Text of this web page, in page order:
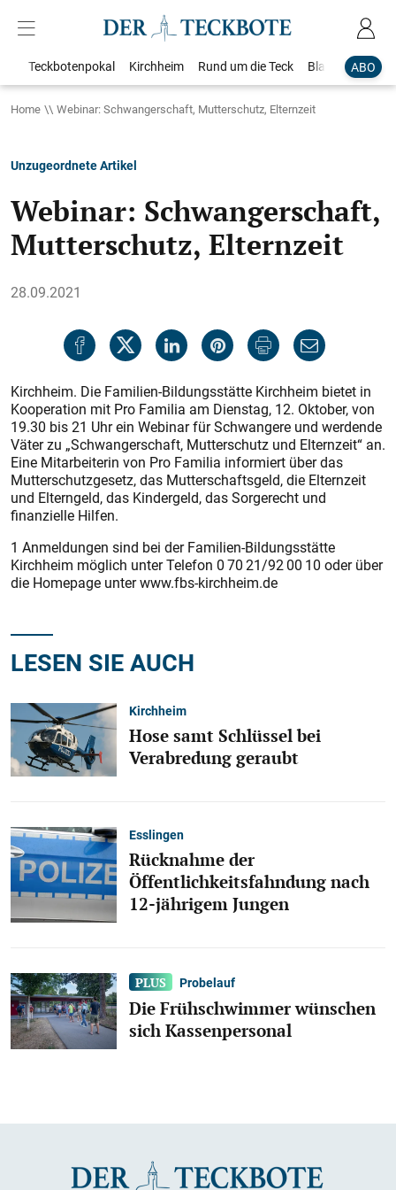
ABO
Teckbotenpokal Kirchheim Rund um die Teck Blaulicht
Home Webinar: Schwangerschaft, Mutterschutz, Elternzeit
Unzugeordnete Artikel
Webinar: Schwangerschaft,
Mutterschutz, Elternzeit
28.09.2021
Kirchheim. Die Familien-Bildungsstätte Kirchheim bietet in
Kooperation mit Pro Familia am Dienstag, 12. Oktober, von
19.30 bis 21 Uhr ein Webinar für Schwangere und werdende
Väter zu „Schwangerschaft, Mutterschutz und Elternzeit“ an.
Eine Mitarbeiterin von Pro Familia informiert über das
Mutterschutzgesetz, das Mutterschaftsgeld, die Elternzeit
und Elterngeld, das Kindergeld, das Sorgerecht und
finanzielle Hilfen.
1 Anmeldungen sind bei der Familien-Bildungsstätte
Kirchheim möglich unter Telefon 0 70 21/92 00 10 oder über
die Homepage unter www.fbs-kirchheim.de
LESEN SIE AUCH
Kirchheim
Hose samt Schlüssel bei
Verabredung geraubt
Esslingen
Rücknahme der
Öffentlichkeitsfahndung nach
12-jährigem Jungen
Probelauf
Die Frühschwimmer wünschen
sich Kassenpersonal